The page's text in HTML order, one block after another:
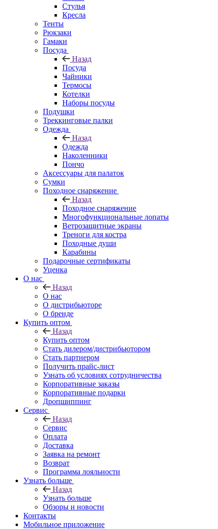
Стулья
Кресла
Тенты
Рюкзаки
Гамаки
Посуда
Назад
Посуда
Чайники
Термосы
Котелки
Наборы посуды
Подушки
Треккинговые палки
Одежда
Назад
Одежда
Наколенники
Пончо
Аксессуары для палаток
Сумки
Походное снаряжение
Назад
Походное снаряжение
Многофункциональные лопаты
Ветрозащитные экраны
Треноги для костра
Походные души
Карабины
Подарочные сертификаты
Уценка
О нас
Назад
О нас
О дистрибьюторе
О бренде
Купить оптом
Назад
Купить оптом
Стать дилером/дистрибьютором
Стать партнером
Получить прайс-лист
Узнать об условиях сотрудничества
Корпоративные заказы
Корпоративные подарки
Дропшиппинг
Сервис
Назад
Сервис
Оплата
Доставка
Заявка на ремонт
Возврат
Программа лояльности
Узнать больше
Назад
Узнать больше
Обзоры и новости
Контакты
Мобильное приложение